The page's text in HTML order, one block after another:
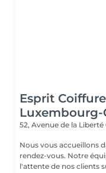
Esprit Coiffure
Luxembourg-
52, Avenue de la Liberté
Nous vous accueillons
rendez-vous. Notre
l'attente de nos clients